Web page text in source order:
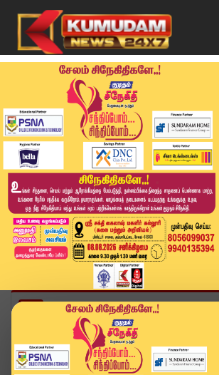
Home
வீடியோ ஸ்டோரி